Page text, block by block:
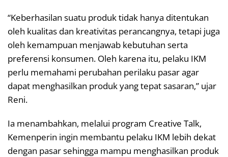
“Keberhasilan suatu produk tidak hanya ditentukan
oleh kualitas dan kreativitas perancangnya, tetapi juga
oleh kemampuan menjawab kebutuhan serta
preferensi konsumen. Oleh karena itu, pelaku IKM
perlu memahami perubahan perilaku pasar agar
dapat menghasilkan produk yang tepat sasaran,” ujar
Reni.
Ia menambahkan, melalui program Creative Talk,
Kemenperin ingin membantu pelaku IKM lebih dekat
dengan pasar sehingga mampu menghasilkan produk